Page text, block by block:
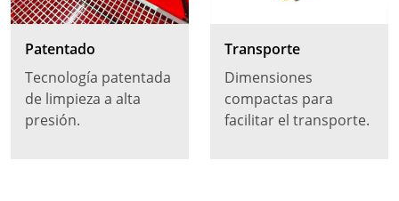
Patentado
Tecnología patentada
de limpieza a alta
presión.
Transporte
Dimensiones
compactas para
facilitar el transporte.